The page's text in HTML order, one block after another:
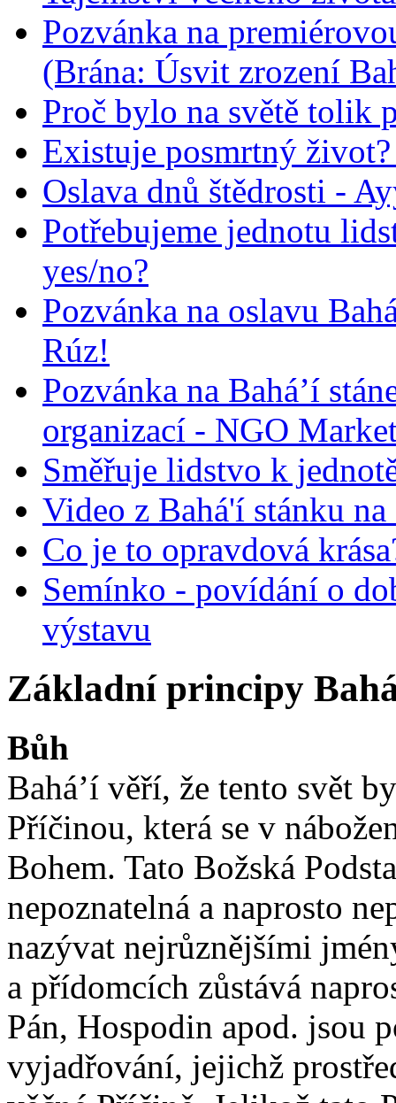
Pozvánka na
(Brána: Úsvit zrození
Proč bylo na světě tolik
Existuje posmrtný
Oslava dnů štědrosti -
Potřebujeme jednotu
yes/no?
Pozvánka na oslavu
Rúz!
Pozvánka na Bahá’í
organizací - NGO
Směřuje lidstvo k
Video z Bahá'í stánku
Co je to opravdová
Semínko - povídání o
výstavu
Základní principy
Bůh
Bahá’í věří, že tento svět
Příčinou, která se v
Bohem. Tato Božská
nepoznatelná a naprosto
nazývat nejrůznějšími
a přídomcích zůstává
Pán, Hospodin apod. jsou
vyjadřování, jejichž